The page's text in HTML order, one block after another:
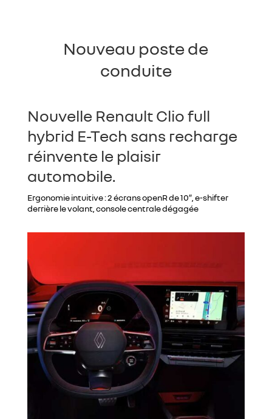
Nouveau poste de
conduite
Nouvelle Renault Clio full
hybrid E-Tech sans recharge
réinvente le plaisir
automobile.
Ergonomie intuitive : 2 écrans openR de 10″, e-shifter
derrière le volant, console centrale dégagée